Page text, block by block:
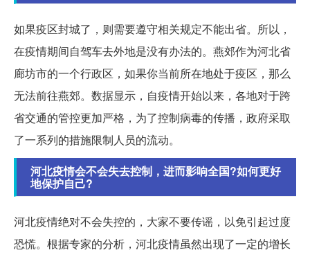
如果疫区封城了，则需要遵守相关规定不能出省。所以，
在疫情期间自驾车去外地是没有办法的。燕郊作为河北省
廊坊市的一个行政区，如果你当前所在地处于疫区，那么
无法前往燕郊。数据显示，自疫情开始以来，各地对于跨
省交通的管控更加严格，为了控制病毒的传播，政府采取
了一系列的措施限制人员的流动。
河北疫情会不会失去控制，进而影响全国?如何更好
地保护自己?
河北疫情绝对不会失控的，大家不要传谣，以免引起过度
恐慌。根据专家的分析，河北疫情虽然出现了一定的增长